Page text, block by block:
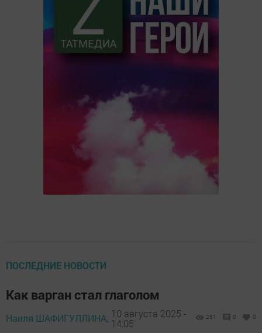
ПОСЛЕДНИЕ НОВОСТИ
Как варган стал глаголом
Наиля ШАФИГУЛЛИНА, 10 августа 2025 -
14:05
261 0 0